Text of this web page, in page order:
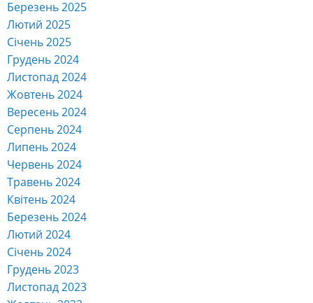
Березень 2025
Лютий 2025
Січень 2025
Грудень 2024
Листопад 2024
Жовтень 2024
Вересень 2024
Серпень 2024
Липень 2024
Червень 2024
Травень 2024
Квітень 2024
Березень 2024
Лютий 2024
Січень 2024
Грудень 2023
Листопад 2023